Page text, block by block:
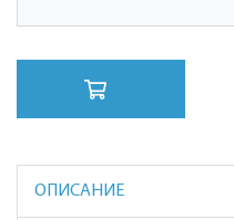
ОПИСАНИЕ